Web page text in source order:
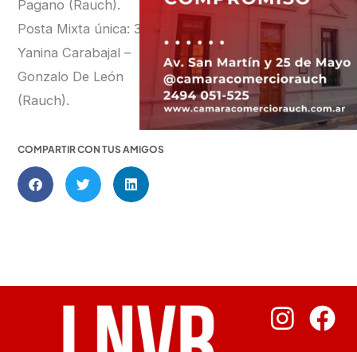
Pagano (Rauch).
Posta Mixta única: 3°
Yanina Carabajal –
Gonzalo De León
(Rauch).
COMPARTIR CON TUS AMIGOS